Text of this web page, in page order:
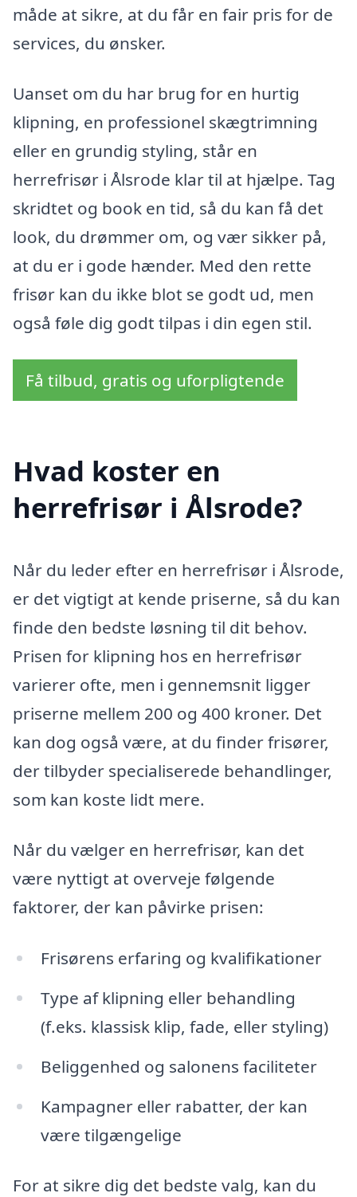
måde at sikre, at du får en fair pris for de
services, du ønsker.
Uanset om du har brug for en hurtig
klipning, en professionel skægtrimning
eller en grundig styling, står en
herrefrisør i Ålsrode klar til at hjælpe. Tag
skridtet og book en tid, så du kan få det
look, du drømmer om, og vær sikker på,
at du er i gode hænder. Med den rette
frisør kan du ikke blot se godt ud, men
også føle dig godt tilpas i din egen stil.
Få tilbud, gratis og uforpligtende
Hvad koster en
herrefrisør i Ålsrode?
Når du leder efter en herrefrisør i Ålsrode,
er det vigtigt at kende priserne, så du kan
finde den bedste løsning til dit behov.
Prisen for klipning hos en herrefrisør
varierer ofte, men i gennemsnit ligger
priserne mellem 200 og 400 kroner. Det
kan dog også være, at du finder frisører,
der tilbyder specialiserede behandlinger,
som kan koste lidt mere.
Når du vælger en herrefrisør, kan det
være nyttigt at overveje følgende
faktorer, der kan påvirke prisen:
Frisørens erfaring og kvalifikationer
Type af klipning eller behandling
(f.eks. klassisk klip, fade, eller styling)
Beliggenhed og salonens faciliteter
Kampagner eller rabatter, der kan
være tilgængelige
For at sikre dig det bedste valg, kan du